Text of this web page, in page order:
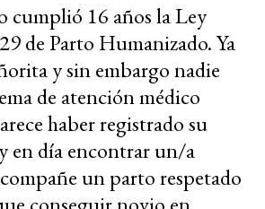
cumplió 16 años la Ley
de Parto Humanizado. Ya
y sin embargo nadie
de atención médico
haber registrado su
en día encontrar un/a
un parto respetado